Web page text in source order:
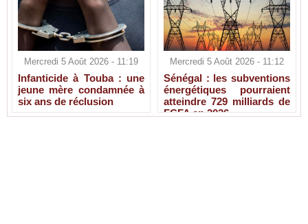
Mercredi 5 Août 2026 - 11:19
Infanticide à Touba : une
jeune mère condamnée à
six ans de réclusion
Mercredi 5 Août 2026 - 11:12
Sénégal : les subventions
énergétiques pourraient
atteindre 729 milliards de
FCFA en 2026